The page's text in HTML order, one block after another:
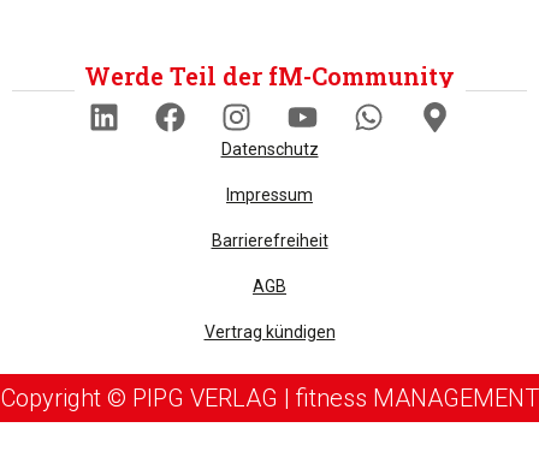
Werde Teil der fM-Community
Datenschutz
Impressum
Barrierefreiheit
AGB
Vertrag kündigen
Copyright © PIPG VERLAG | fitness MANAGEMENT